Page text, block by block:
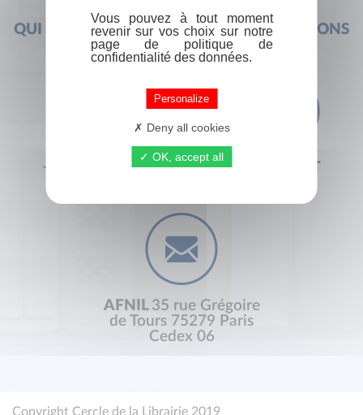
QUI SOMMES-NOUS ?FOIRE AUX QUESTIONS
+33 (0) 1 44 41 29 19 CONTACT
AFNIL 35 rue Grégoire
de Tours 75279 Paris
Cedex 06
Copyright Cercle de la Librairie 2019
Vous pouvez à tout moment
revenir sur vos choix sur notre
page de politique de
confidentialité des données.
Personalize
Deny all cookies
OK, accept all